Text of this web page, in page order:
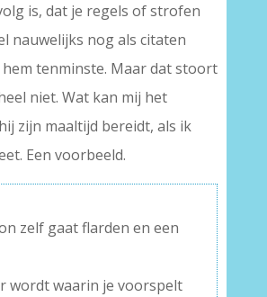
is, dat je regels of strofen
nauwelijks nog als citaten
tenminste. Maar dat stoort
niet. Wat kan mij het
zijn maaltijd bereidt, als ik
Een voorbeeld.
zelf gaat flarden en een
wordt waarin je voorspelt